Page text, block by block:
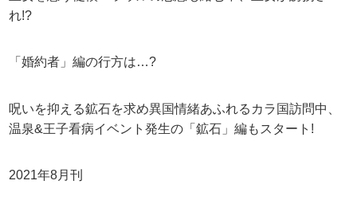
れ!?
「婚約者」編の行方は…?
呪いを抑える鉱石を求め異国情緒あふれるカラ国訪問中、
温泉&王子看病イベント発生の「鉱石」編もスタート!
2021年8月刊